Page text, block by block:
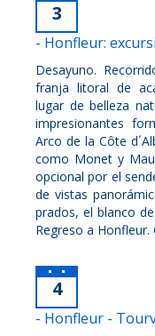
3
- Honfleur:
Desayuno.
franja litoral de
lugar de belleza
impresionantes
Arco de la Côte
como Monet y
opcional por el
de vistas
prados, el blanco
Regreso a
4
- Honfleur -